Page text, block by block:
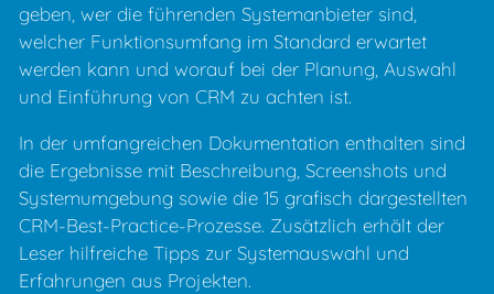
geben, wer die führenden Systemanbieter sind,
welcher Funktionsumfang im Standard erwartet
werden kann und worauf bei der Planung, Auswahl
und Einführung von CRM zu achten ist.
In der umfangreichen Dokumentation enthalten sind
die Ergebnisse mit Beschreibung, Screenshots und
Systemumgebung sowie die 15 grafisch dargestellten
CRM-Best-Practice-Prozesse. Zusätzlich erhält der
Leser hilfreiche Tipps zur Systemauswahl und
Erfahrungen aus Projekten.